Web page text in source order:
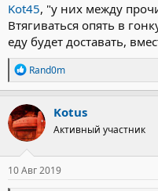
Kot45, "у них между
Втягиваться опять в
еду будет доставать,
Р
е
а
к
ц
и
и
:
Rand0m
Kotus
Активный участник
10 Авг 2019